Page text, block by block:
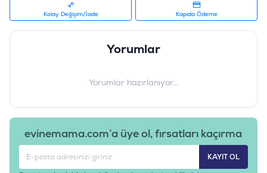
Kolay Değişim/İade Kapıda Ödeme
Yorumlar
Yorumlar hazırlanıyor...
evinemama.com’a üye ol, fırsatları kaçırma
KAYIT OL